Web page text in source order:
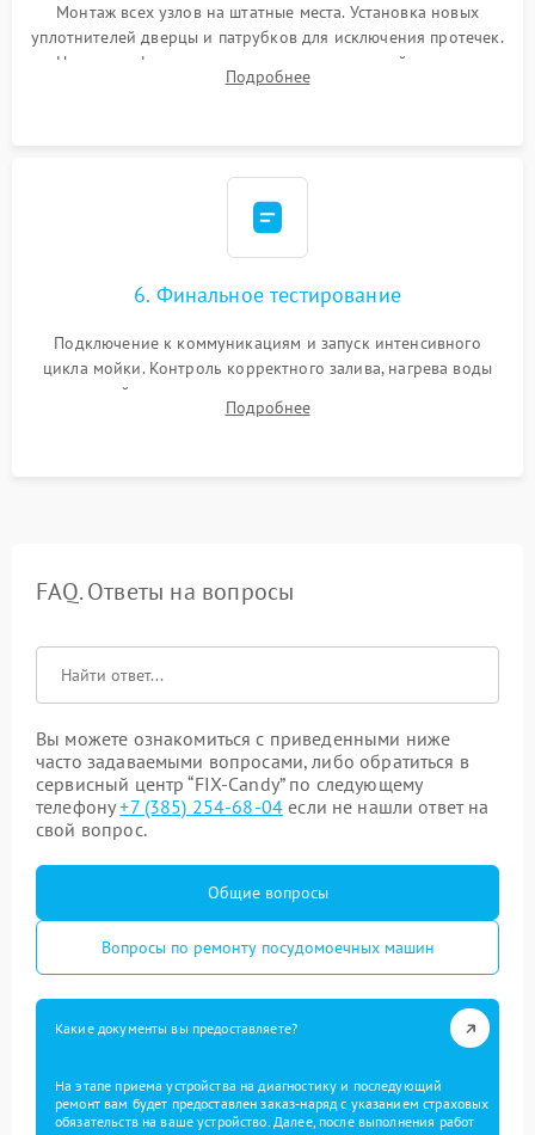
Монтаж всех узлов на штатные места. Установка новых
уплотнителей дверцы и патрубков для исключения протечек.
Надежная фиксация хомутов гидравлической системы,
сборка корпуса и установка датчика поплавка.
Подробнее
6. Финальное тестирование
Подключение к коммуникациям и запуск интенсивного
цикла мойки. Контроль корректного залива, нагрева воды
до нужной температуры, отсутствия посторонних шумов,
штатного слива и абсолютной сухости в поддоне.
Подробнее
FAQ. Ответы на вопросы
Вы можете ознакомиться с приведенными ниже
часто задаваемыми вопросами, либо обратиться в
сервисный центр “FIX-Candy” по следующему
телефону+7 (385) 254-68-04 если не нашли ответ на
свой вопрос.
Общие вопросы
Вопросы по ремонту посудомоечных машин
Какие документы вы предоставляете?
На этапе приема устройства на диагностику и последующий
ремонт вам будет предоставлен заказ-наряд с указанием страховых
обязательств на ваше устройство. Далее, после выполнения работ